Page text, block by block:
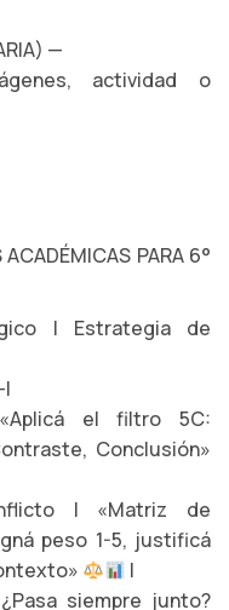
—
actividad o
PARA 6°
| Estrategia de
el filtro 5C:
Conclusión»
| «Matriz de
peso 1-5, justificá
|
siempre junto?